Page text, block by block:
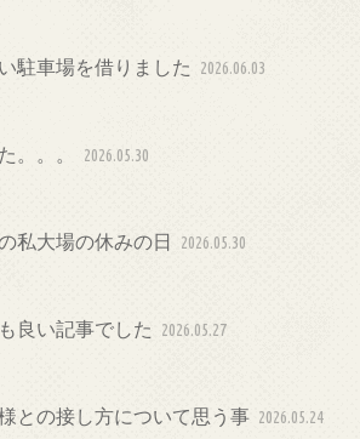
駐車場を借りました 2026.06.03
。。。 2026.05.30
私大場の休みの日 2026.05.30
良い記事でした 2026.05.27
との接し方について思う事 2026.05.24